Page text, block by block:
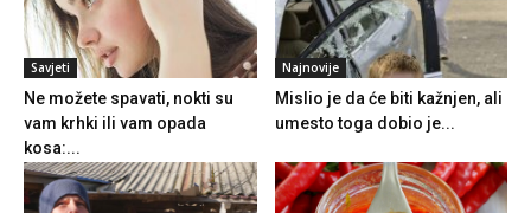
Savjeti
Ne možete spavati, nokti su
vam krhki ili vam opada
kosa:...
Najnovije
Mislio je da će biti kažnjen, ali
umesto toga dobio je...